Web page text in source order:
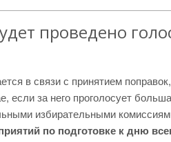
проведено
в связи с принятием
если за него проголосует
избирательными
по подготовке к дню